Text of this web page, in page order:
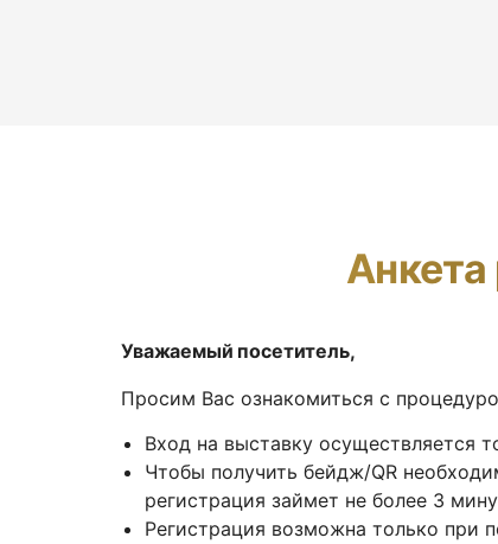
Анкета
Уважаемый посетитель,
Просим Вас ознакомиться с
Вход на выставку осуществляется
Чтобы получить бейдж/QR
регистрация займет не более 3
Регистрация возможна только при